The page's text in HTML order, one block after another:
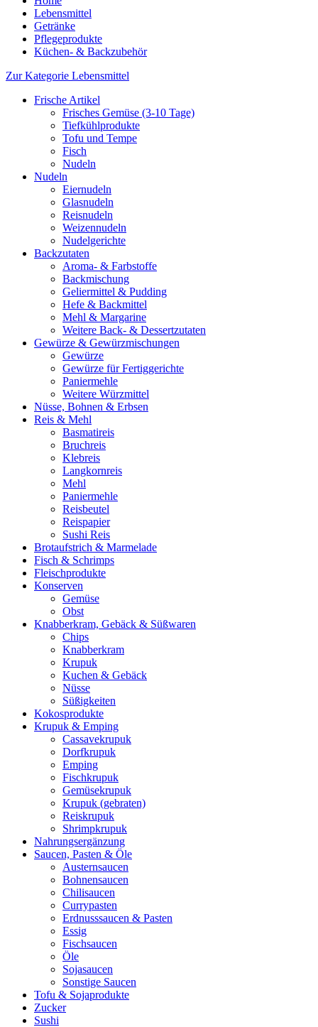
Lebensmittel
Getränke
Pflegeprodukte
Küchen- & Backzubehör
Zur Kategorie Lebensmittel
Frische Artikel
Frisches Gemüse (3-10 Tage)
Tiefkühlprodukte
Tofu und Tempe
Fisch
Nudeln
Nudeln
Eiernudeln
Glasnudeln
Reisnudeln
Weizennudeln
Nudelgerichte
Backzutaten
Aroma- & Farbstoffe
Backmischung
Geliermittel & Pudding
Hefe & Backmittel
Mehl & Margarine
Weitere Back- & Dessertzutaten
Gewürze & Gewürzmischungen
Gewürze
Gewürze für Fertiggerichte
Paniermehle
Weitere Würzmittel
Nüsse, Bohnen & Erbsen
Reis & Mehl
Basmatireis
Bruchreis
Klebreis
Langkornreis
Mehl
Paniermehle
Reisbeutel
Reispapier
Sushi Reis
Brotaufstrich & Marmelade
Fisch & Schrimps
Fleischprodukte
Konserven
Gemüse
Obst
Knabberkram, Gebäck & Süßwaren
Chips
Knabberkram
Krupuk
Kuchen & Gebäck
Nüsse
Süßigkeiten
Kokosprodukte
Krupuk & Emping
Cassavekrupuk
Dorfkrupuk
Emping
Fischkrupuk
Gemüsekrupuk
Krupuk (gebraten)
Reiskrupuk
Shrimpkrupuk
Nahrungsergänzung
Saucen, Pasten & Öle
Austernsaucen
Bohnensaucen
Chilisaucen
Currypasten
Erdnusssaucen & Pasten
Essig
Fischsaucen
Öle
Sojasaucen
Sonstige Saucen
Tofu & Sojaprodukte
Zucker
Sushi